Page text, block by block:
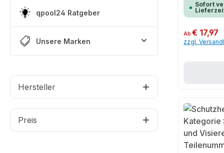
qpool24 Ratgeber
Unsere Marken
Hersteller
Preis
Sofort
Regulärer Preis:
Ab€ 17,97
zzgl.